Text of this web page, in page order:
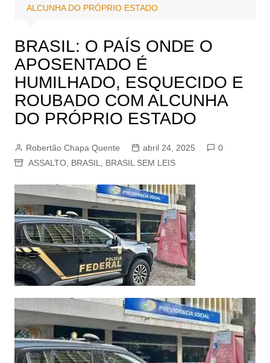
ALCUNHA DO PRÓPRIO ESTADO
BRASIL: O PAÍS ONDE O
APOSENTADO É
HUMILHADO, ESQUECIDO E
ROUBADO COM ALCUNHA
DO PRÓPRIO ESTADO
Robertão Chapa Quente abril 24, 2025
0
ASSALTO, BRASIL BRASIL SEM LEIS